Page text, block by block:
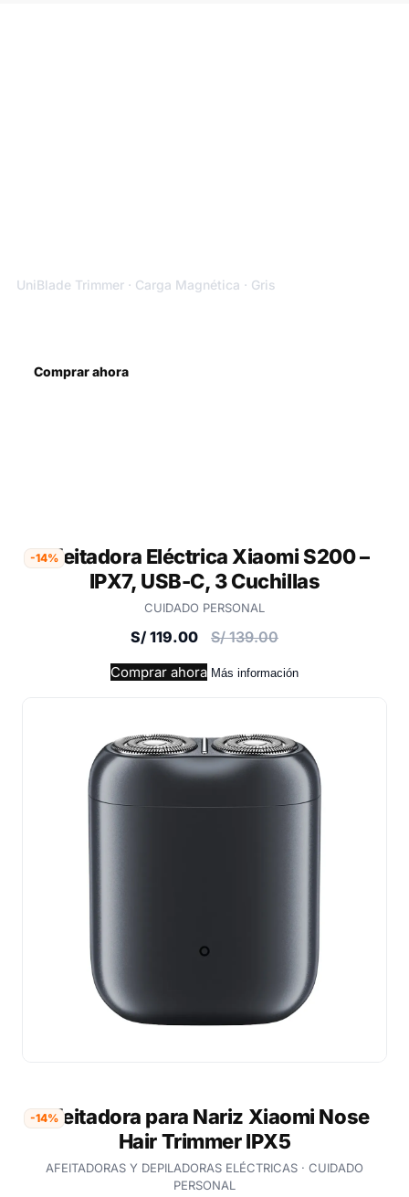
UniBlade Trimmer · Carga Magnética · Gris
Comprar ahora
-14%
Afeitadora Eléctrica Xiaomi S200 –
IPX7, USB-C, 3 Cuchillas
CUIDADO PERSONAL
S/ 119.00 S/ 139.00
Comprar ahora Más información
-14%
Afeitadora para Nariz Xiaomi Nose
Hair Trimmer IPX5
AFEITADORAS Y DEPILADORAS ELÉCTRICAS · CUIDADO
PERSONAL